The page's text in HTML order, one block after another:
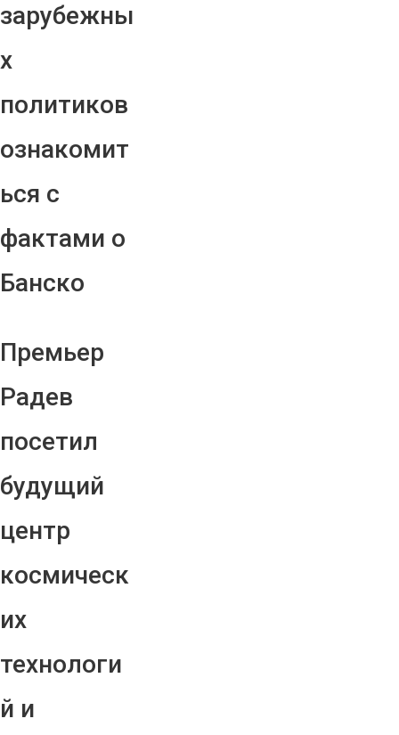
зарубежны
х
политиков
ознакомит
ься с
фактами о
Банско
Премьер
Радев
посетил
будущий
центр
космическ
их
технологи
й и